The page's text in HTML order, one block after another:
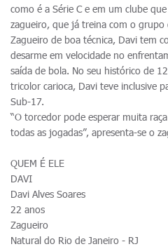
como é a Série C e em um clube
zagueiro, que já treina com o grupo
Zagueiro de boa técnica, Davi tem
desarme em velocidade no
saída de bola. No seu histórico de
tricolor carioca, Davi teve inclusive
Sub-17.
“O torcedor pode esperar muita
todas as jogadas”, apresenta-se o
QUEM É ELE
DAVI
Davi Alves Soares
22 anos
Zagueiro
Natural do Rio de Janeiro - RJ